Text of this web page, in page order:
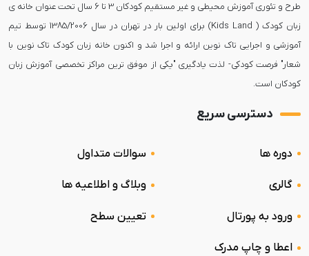
طرح و تئوری آموزش محیطی و غیر مستقیم کودکان 3 تا 6 سال تحت عنوان خانه ی
زبان کودک ( Kids Land) برای اولین بار در تهران در سال 1385/2006 توسط تیم
آموزشی و اجرایی تاک نوین ارائه و اجرا شد و اکنون خانه زبان کودک تاک نوین با
شعار" فرصت کودکی- لذت یادگیری "یکی از موفق ترین مراکز تخصصی آموزش زبان
کودکان است.
دسترسی سریع
دوره ها سوالات متداول
گالری وبلاگ و اطلاعیه ها
ورود به پورتال تعیین سطح
اعطا و چاپ مدرک